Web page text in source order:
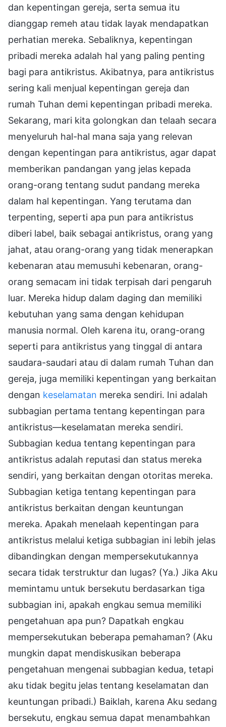
dan kepentingan gereja, serta semua itu
dianggap remeh atau tidak layak mendapatkan
perhatian mereka. Sebaliknya, kepentingan
pribadi mereka adalah hal yang paling penting
bagi para antikristus. Akibatnya, para antikristus
sering kali menjual kepentingan gereja dan
rumah Tuhan demi kepentingan pribadi mereka.
Sekarang, mari kita golongkan dan telaah secara
menyeluruh hal-hal mana saja yang relevan
dengan kepentingan para antikristus, agar dapat
memberikan pandangan yang jelas kepada
orang-orang tentang sudut pandang mereka
dalam hal kepentingan. Yang terutama dan
terpenting, seperti apa pun para antikristus
diberi label, baik sebagai antikristus, orang yang
jahat, atau orang-orang yang tidak menerapkan
kebenaran atau memusuhi kebenaran, orang-
orang semacam ini tidak terpisah dari pengaruh
luar. Mereka hidup dalam daging dan memiliki
kebutuhan yang sama dengan kehidupan
manusia normal. Oleh karena itu, orang-orang
seperti para antikristus yang tinggal di antara
saudara-saudari atau di dalam rumah Tuhan dan
gereja, juga memiliki kepentingan yang berkaitan
dengan keselamatan mereka sendiri. Ini adalah
subbagian pertama tentang kepentingan para
antikristus—keselamatan mereka sendiri.
Subbagian kedua tentang kepentingan para
antikristus adalah reputasi dan status mereka
sendiri, yang berkaitan dengan otoritas mereka.
Subbagian ketiga tentang kepentingan para
antikristus berkaitan dengan keuntungan
mereka. Apakah menelaah kepentingan para
antikristus melalui ketiga subbagian ini lebih jelas
dibandingkan dengan mempersekutukannya
secara tidak terstruktur dan lugas? (Ya.) Jika Aku
memintamu untuk bersekutu berdasarkan tiga
subbagian ini, apakah engkau semua memiliki
pengetahuan apa pun? Dapatkah engkau
mempersekutukan beberapa pemahaman? (Aku
mungkin dapat mendiskusikan beberapa
pengetahuan mengenai subbagian kedua, tetapi
aku tidak begitu jelas tentang keselamatan dan
keuntungan pribadi.) Baiklah, karena Aku sedang
bersekutu, engkau semua dapat menambahkan